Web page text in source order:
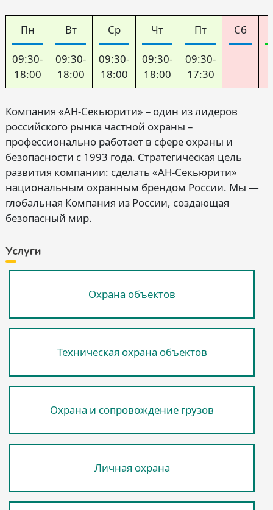
Пн
09:30-
18:00
Вт
09:30-
18:00
Ср
09:30-
18:00
Чт
09:30-
18:00
Пт
09:30-
17:30
Сб
Компания «АН-Секьюрити» – один из лидеров
российского рынка частной охраны –
профессионально работает в сфере охраны и
безопасности с 1993 года. Стратегическая цель
развития компании: сделать «АН-Секьюрити»
национальным охранным брендом России. Мы —
глобальная Компания из России, создающая
безопасный мир.
Услуги
Охрана объектов
Техническая охрана объектов
Охрана и сопровождение грузов
Личная охрана